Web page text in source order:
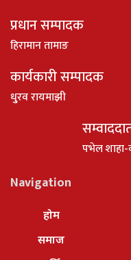
प्रधान सम्पादक
हिरामान तामाङ
कार्यकारी सम्पादक
धु्रव रायमाझी
पभेल शाहा-
Navigation
होम
समाज